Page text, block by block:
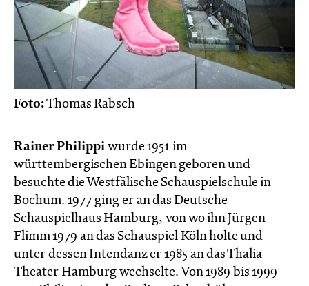
Foto:Thomas Rabsch
Rainer Philippi wurde 1951 im
württembergischen Ebingen geboren und
besuchte die Westfälische Schauspielschule in
Bochum. 1977 ging er an das Deutsche
Schauspielhaus Hamburg, von wo ihn Jürgen
Flimm 1979 an das Schauspiel Köln holte und
unter dessen Intendanz er 1985 an das Thalia
Theater Hamburg wechselte. Von 1989 bis 1999